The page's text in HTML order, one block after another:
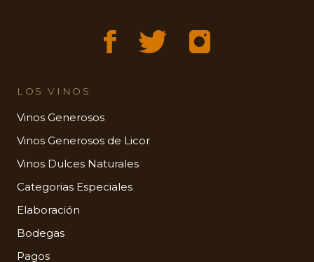
LOS VINOS
Vinos Generosos
Vinos Generosos de Licor
Vinos Dulces Naturales
Categorias Especiales
Elaboración
Bodegas
Pagos